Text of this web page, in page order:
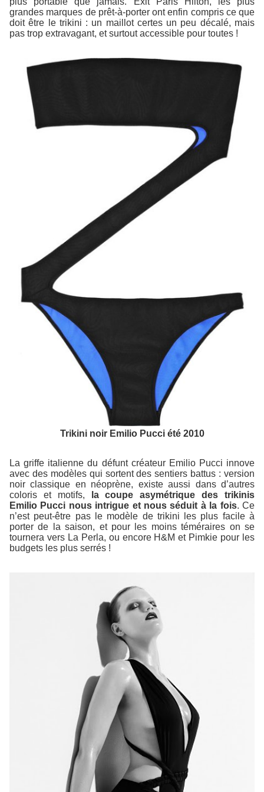
grandes marques de prêt-à-porter ont enfin compris ce que
doit être le trikini : un maillot certes un peu décalé, mais
pas trop extravagant, et surtout accessible pour toutes !
Trikini noir Emilio Pucci été 2010
La griffe italienne du défunt créateur Emilio Pucci innove
avec des modèles qui sortent des sentiers battus : version
noir classique en néoprène, existe aussi dans d’autres
coloris et motifs,
la coupe asymétrique des trikinis
Emilio Pucci nous intrigue et nous séduit à la fois. Ce
n’est peut-être pas le modèle de trikini les plus facile à
porter de la saison, et pour les moins téméraires on se
tournera vers La Perla, ou encore H&M et Pimkie pour les
budgets les plus serrés !